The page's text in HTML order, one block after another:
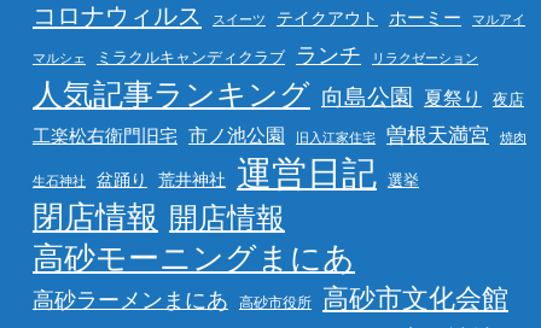
コロナウィルス スイーツ テイクアウト ホーミー マルアイ
マルシェ ミラクルキャンディクラブ ランチ リラクゼーション
人気記事ランキング 向島公園 夏祭り 夜店
工楽松右衛門旧宅 市ノ池公園 旧入江家住宅 曽根天満宮 焼肉
生石神社 盆踊り 荒井神社 運営日記 選挙
閉店情報 開店情報
高砂モーニングまにあ
高砂ラーメンまにあ 高砂市役所 高砂市文化会館